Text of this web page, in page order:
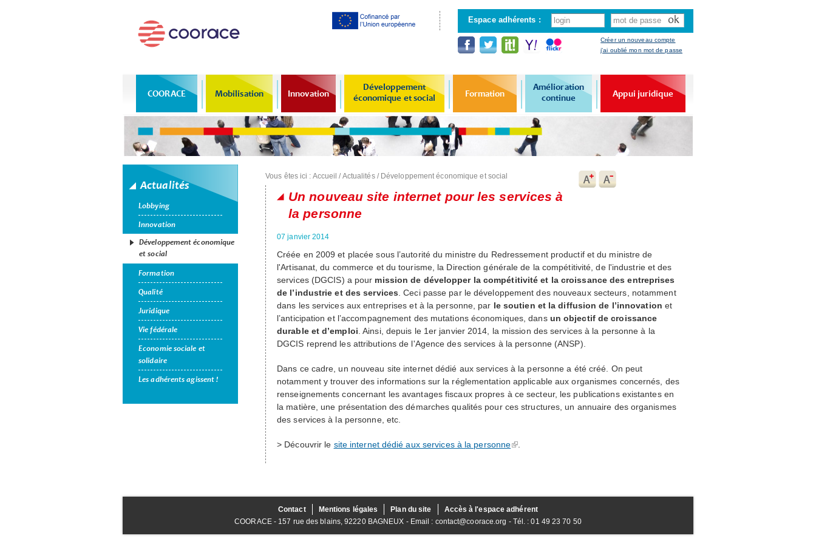
contenu
principal
Espace adhérents :
Créer un nouveau compte
j'ai oublié mon mot de passe
COORACE Mobilisation Innovation
Développement
économique et social
Formation
Amélioration
continue
Appui juridique
Actualités
Lobbying
Innovation
Développement économique
et social
Formation
Qualité
Juridique
Vie fédérale
Economie sociale et
solidaire
Les adhérents agissent !
Vous êtes ici : Accueil /Actualités/ Développement économique et social
Un nouveau site internet pour les services à
la personne
07 janvier 2014
Créée en 2009 et placée sous l’autorité du ministre du Redressement productif et du ministre de
l'Artisanat, du commerce et du tourisme, la Direction générale de la compétitivité, de l'industrie et des
services (DGCIS) a pour mission de développer la compétitivité et la croissance des entreprises
de l’industrie et des services . Ceci passe par le développement des nouveaux secteurs, notamment
dans les services aux entreprises et à la personne, par le soutien et la diffusion de l’innovation et
l’anticipation et l’accompagnement des mutations économiques, dans un objectif de croissance
durable et d’emploi . Ainsi, depuis le 1er janvier 2014, la mission des services à la personne à la
DGCIS reprend les attributions de l'Agence des services à la personne (ANSP).
Dans ce cadre, un nouveau site internet dédié aux services à la personne a été créé. On peut
notamment y trouver des informations sur la réglementation applicable aux organismes concernés, des
renseignements concernant les avantages fiscaux propres à ce secteur, les publications existantes en
la matière, une présentation des démarches qualités pour ces structures, un annuaire des organismes
des services à la personne, etc.
> Découvrir le site internet dédié aux services à la personne
Contact Mentions légales Plan du site
Accès à l'espace adhérent
COORACE - 157 rue des blains, 92220 BAGNEUX - Email : contact@coorace.org - Tél. : 01 49 23 70 50